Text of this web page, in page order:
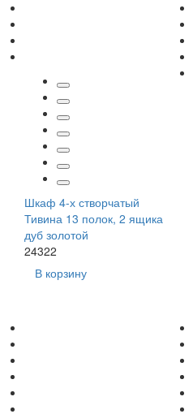
Шкаф 4-х створчатый
Тивина 13 полок, 2 ящика
дуб золотой
24322
В корзину